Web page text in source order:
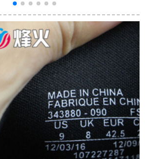
旗艦男性屋外スポー
ツセンター男性屋外
ステラダー男性屋外
ステラダー止めリン
グリングリングリン
グリングカースト人
字ビレット2042/大ヒ
トラル/男性神款39
伝奇青-NV 42